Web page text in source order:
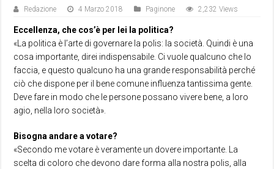
Redazione 4 Marzo 2018 Paginone 2,232 Views
Eccellenza, che cos’è per lei la politica?
«La politica è l’arte di governare la polis: la società. Quindi è una
cosa importante, direi indispensabile. Ci vuole qualcuno che lo
faccia, e questo qualcuno ha una grande responsabilità perché
ciò che dispone per il bene comune influenza tantissima gente.
Deve fare in modo che le persone possano vivere bene, a loro
agio, nella loro società».
Bisogna andare a votare?
«Secondo me votare è veramente un dovere importante. La
scelta di coloro che devono dare forma alla nostra polis, alla